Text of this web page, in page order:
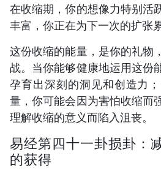
在收缩期，你的想像力特别活
丰富，你正在为下一次的扩张
这份收缩的能量，是你的礼物
战。当你能够健康地运用这份
孕育出深刻的洞见和创造力
量，你可能会因为害怕收缩而
理解收缩的意义而陷入沮丧。
易经第四十一卦损卦：
的获得